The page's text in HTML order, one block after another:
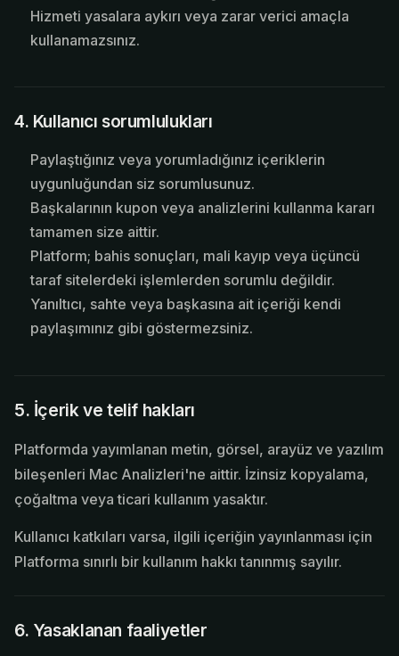
Hizmeti yasalara aykırı veya zarar verici amaçla
kullanamazsınız.
4. Kullanıcı sorumlulukları
Paylaştığınız veya yorumladığınız içeriklerin
uygunluğundan siz sorumlusunuz.
Başkalarının kupon veya analizlerini kullanma kararı
tamamen size aittir.
Platform; bahis sonuçları, mali kayıp veya üçüncü
taraf sitelerdeki işlemlerden sorumlu değildir.
Yanıltıcı, sahte veya başkasına ait içeriği kendi
paylaşımınız gibi göstermezsiniz.
5. İçerik ve telif hakları
Platformda yayımlanan metin, görsel, arayüz ve yazılım
bileşenleri Mac Analizleri'ne aittir. İzinsiz kopyalama,
çoğaltma veya ticari kullanım yasaktır.
Kullanıcı katkıları varsa, ilgili içeriğin yayınlanması için
Platforma sınırlı bir kullanım hakkı tanınmış sayılır.
6. Yasaklanan faaliyetler